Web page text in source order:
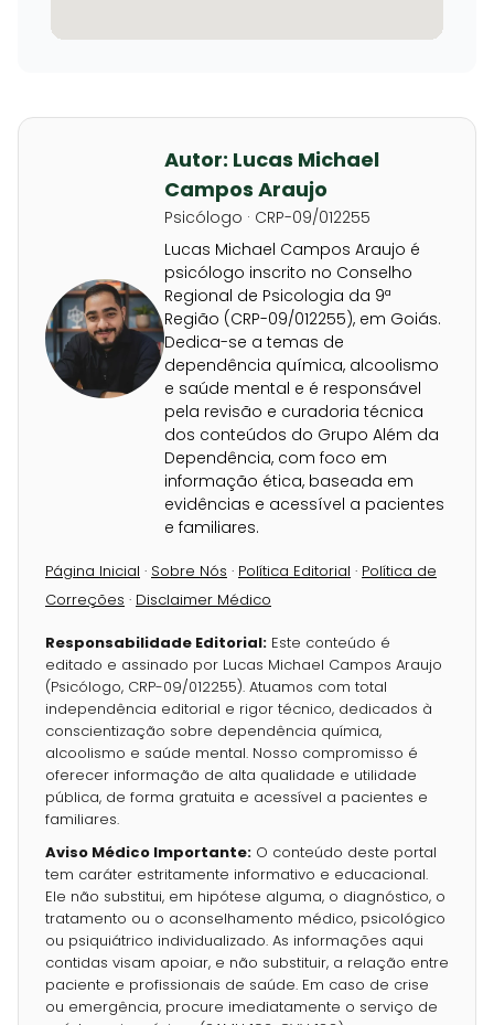
Autor: Lucas Michael
Campos Araujo
Psicólogo · CRP-09/012255
Lucas Michael Campos Araujo é
psicólogo inscrito no Conselho
Regional de Psicologia da 9ª
Região (CRP-09/012255), em Goiás.
Dedica-se a temas de
dependência química, alcoolismo
e saúde mental e é responsável
pela revisão e curadoria técnica
dos conteúdos do Grupo Além da
Dependência, com foco em
informação ética, baseada em
evidências e acessível a pacientes
e familiares.
Página Inicial · Sobre Nós · Política Editorial · Política de
Correções · Disclaimer Médico
Responsabilidade Editorial: Este conteúdo é
editado e assinado por Lucas Michael Campos Araujo
(Psicólogo, CRP-09/012255). Atuamos com total
independência editorial e rigor técnico, dedicados à
conscientização sobre dependência química,
alcoolismo e saúde mental. Nosso compromisso é
oferecer informação de alta qualidade e utilidade
pública, de forma gratuita e acessível a pacientes e
familiares.
Aviso Médico Importante: O conteúdo deste portal
tem caráter estritamente informativo e educacional.
Ele não substitui, em hipótese alguma, o diagnóstico, o
tratamento ou o aconselhamento médico, psicológico
ou psiquiátrico individualizado. As informações aqui
contidas visam apoiar, e não substituir, a relação entre
paciente e profissionais de saúde. Em caso de crise
ou emergência, procure imediatamente o serviço de